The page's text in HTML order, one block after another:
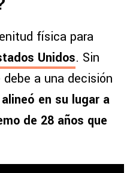
física para
Unidos. Sin
a una decisión
alineó en su lugar a
de 28 años que